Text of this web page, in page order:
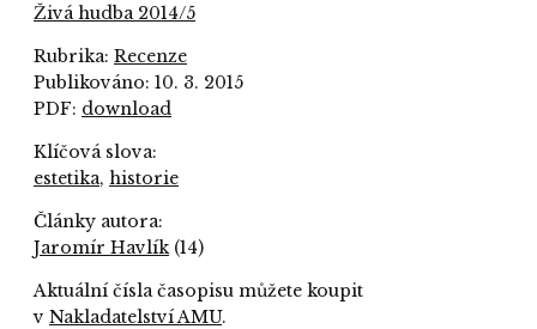
Živá hudba 2014/5
Rubrika: Recenze
Publikováno: 10. 3. 2015
PDF: download
Klíčová slova:
estetika, historie
Články autora:
Jaromír Havlík(14)
Aktuální čísla časopisu můžete koupit
v Nakladatelství AMU.